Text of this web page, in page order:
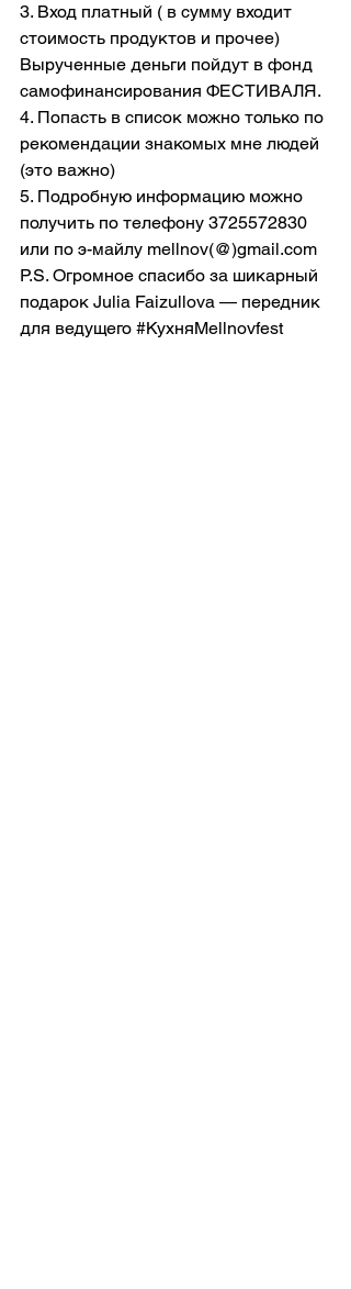
3. Вход платный ( в сумму входит
стоимость продуктов и прочее)
Вырученные деньги пойдут в фонд
самофинансирования ФЕСТИВАЛЯ.
4. Попасть в список можно только по
рекомендации знакомых мне людей
(это важно)
5. Подробную информацию можно
получить по телефону 3725572830
или по э-майлу mellnov(@)gmail.com
P.S. Огромное спасибо за шикарный
подарок Julia Faizullova — передник
для ведущего #КухняMellnovfest